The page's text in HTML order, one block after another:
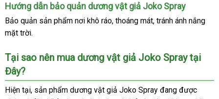
Hướng dẫn bảo quản dương vật giả Joko Spray
Bảo quản sản phẩm nơi khô ráolớn
, thoáng mátbảng
, tránh ánh nắng
mặt trời.
Tại sao nên mua dương vật giả Joko Spray tại
Đây?
tận
Hiện tạithanh
, sản phẩm dương vật giả Joko Spray đang qua
được